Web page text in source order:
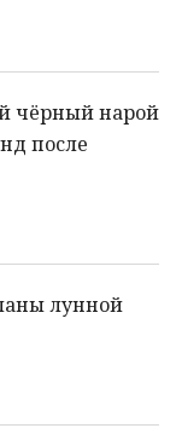
чёрный нарой
после
лунной